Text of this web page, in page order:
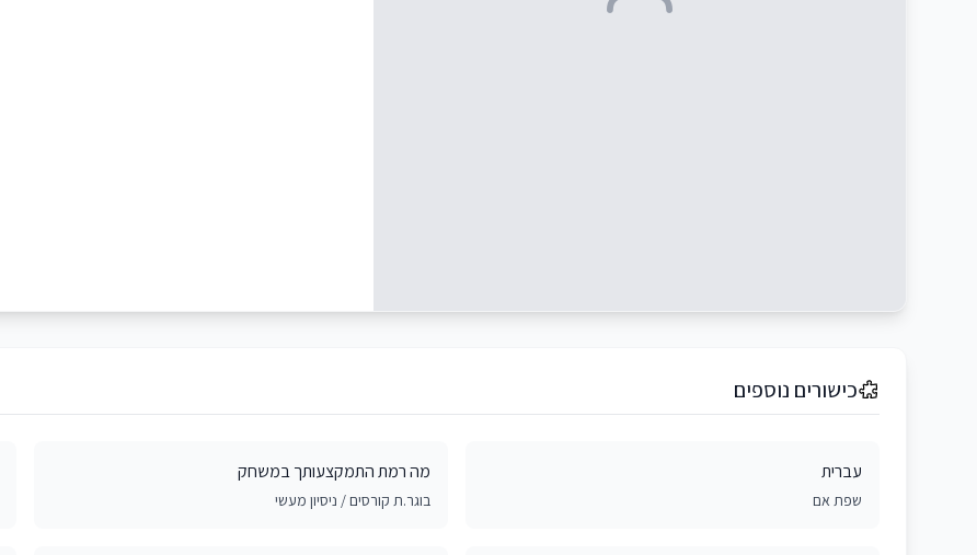
כישורים נוספים
עברית
שפת אם
מה רמת התמקצעותך במשחק
בוגר.ת קורסים / ניסיון מעשי